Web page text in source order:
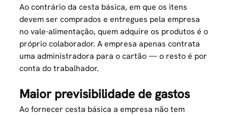
Ao contrário da cesta básica, em que os itens
devem ser comprados e entregues pela empresa
no vale-alimentação, quem adquire os produtos é o
próprio colaborador. A empresa apenas contrata
uma administradora para o cartão — o resto é por
conta do trabalhador.
Maior previsibilidade de gastos
Ao fornecer cesta básica a empresa não tem